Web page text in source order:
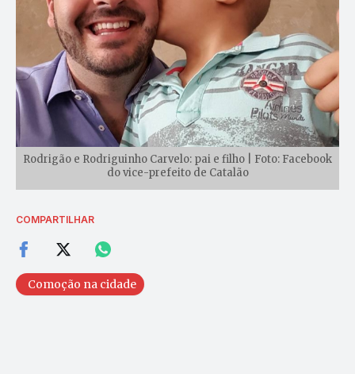
Rodrigão e Rodriguinho Carvelo: pai e filho | Foto: Facebook
do vice-prefeito de Catalão
COMPARTILHAR
Comoção na cidade